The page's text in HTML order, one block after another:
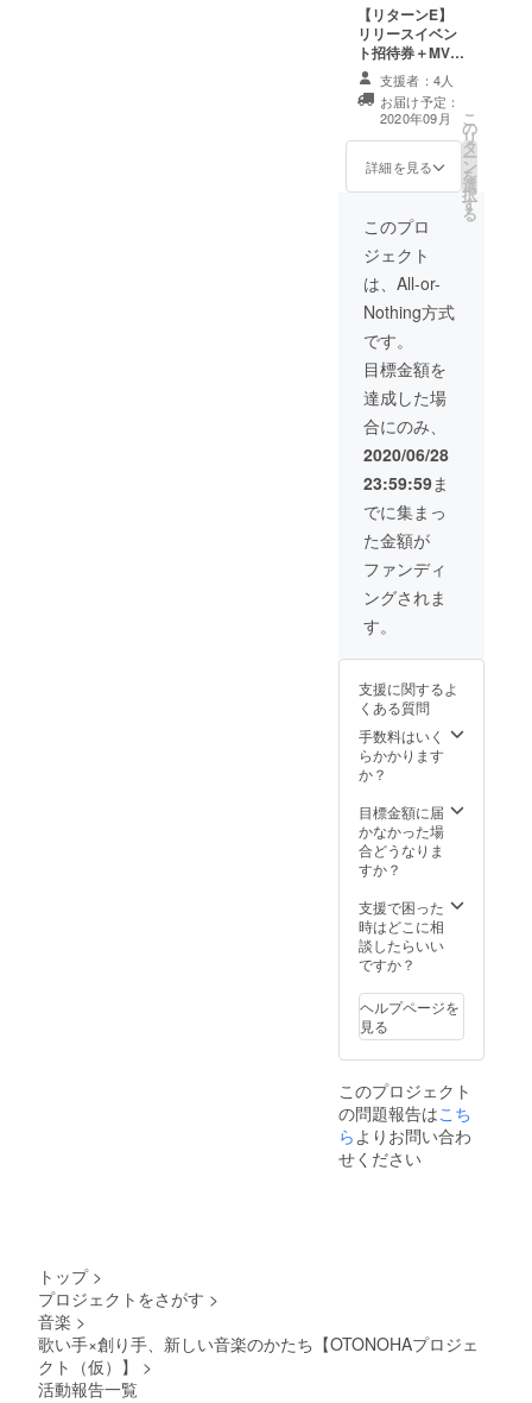
都内を予定して
おります） ※リ
リースイベント
につきましては
新型コロナウイ
ルスの影響によ
り、実施時期を
だく可能性があ
ります。
【リターンE】
リリースイベン
ト招待券＋MV内
クレジットでの
名前表記(大)＋
MV撮影現場ご招
待＋うらまるサ
イン入り限定
チェキ ※イベン
スにお送りいた
します（イベン
ト実施は８月下
旬を予定。会場
は東京都内を予
定しておりま
す） ※リリース
イベントにつき
ましては新型コ
ロナウイルスの
影響により、実
施時期を調整さ
せていただく可
す。
支援者：4人
お届け予定：
2020年09月
詳細を見る
こ
の
リ
タ
ー
ン
を
選
択
す
る
このプロ
ジェクト
は、All-or-
Nothing方式
です。
目標金額を
達成した場
合にのみ、
2020/06/28
23:59:59ま
でに集まっ
た金額が
ファンディ
ングされま
す。
支援に関するよ
くある質問
手数料はいく
らかかります
か？
目標金額に届
かなかった場
合どうなりま
すか？
支援で困った
時はどこに相
談したらいい
ですか？
ヘルプページを
見る
このプロジェクト
の問題報告はこち
らよりお問い合わ
せください
トップ >
プロジェクトをさがす >
音楽 >
歌い手×創り手、新しい音楽のかたち【OTONOHAプロジェ
クト（仮）】
>
活動報告一覧